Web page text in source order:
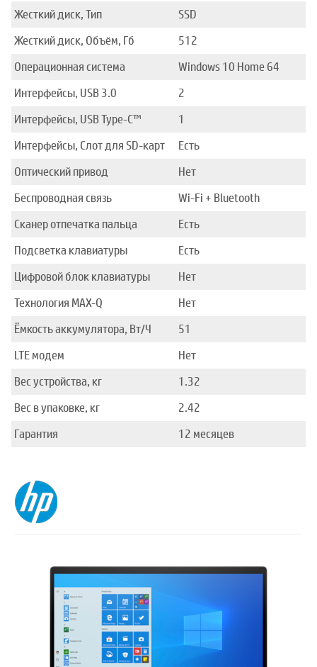
Жесткий диск, Тип
SSD
Жесткий диск, Объём, Гб
512
Операционная система
Windows 10 Home 64
Интерфейсы, USB 3.0
2
Интерфейсы, USB Type-C™
1
Интерфейсы, Слот для SD-карт
Есть
Оптический привод
Нет
Беспроводная связь
Wi-Fi + Bluetooth
Сканер отпечатка пальца
Есть
Подсветка клавиатуры
Есть
Цифровой блок клавиатуры
Нет
Технология MAX-Q
Нет
Ёмкость аккумулятора, Вт/Ч
51
LTE модем
Нет
Вес устройства, кг
1.32
Вес в упаковке, кг
2.42
Гарантия
12 месяцев